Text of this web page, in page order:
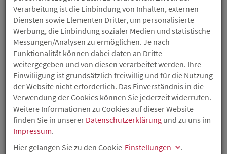
19.02.2021
GESCHÄFTSJAHR 2020:
ISB STEIGERT
NEUGESCHÄFT UM 380
MILLIONEN EURO
- Über 95.000 Anträge in der Wirtschaftsförderung
bewilligt
- Höchstes Zuschuss- und Kreditvolumen in der
Wohnraumförderung
Verarbeitung ist die Einbindung von Inhalten, externen
Diensten sowie Elementen Dritter, um personalisierte
Werbung, die Einbindung sozialer Medien und statistische
Messungen/Analysen zu ermöglichen. Je nach
Funktionalität können dabei daten an Dritte
weitergegeben und von diesen verarbeitet werden. Ihre
Einwiliigung ist grundsätzlich freiwillig und für die Nutzung
der Website nicht erforderlich. Das Einverständnis in die
Verwendung der Cookies können Sie jederzeit widerrufen.
Weitere Informationen zu Cookies auf dieser Website
finden Sie in unserer Datenschutzerklärung und zu uns im
Impressum.
Hier gelangen Sie zu den Cookie-Einstellungen
.